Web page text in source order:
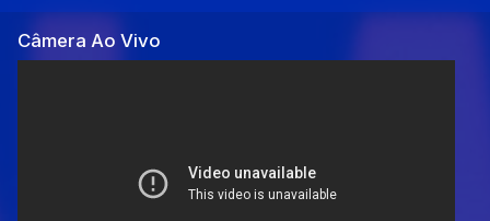
Câmera Ao Vivo